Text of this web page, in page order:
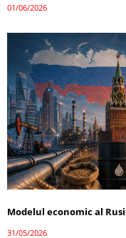
01/06/2026
Modelul economic al
31/05/2026